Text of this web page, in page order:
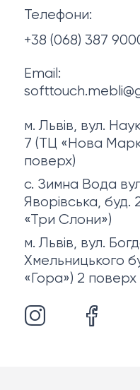
Телефони:
+38 (068) 387
Email:
м. Львів, вул.
7 (ТЦ «Нова
поверх)
с. Зимна Вода
Яворівська, буд.
«Три Слони»)
м. Львів, вул.
Хмельницького
«Гора») 2 поверх